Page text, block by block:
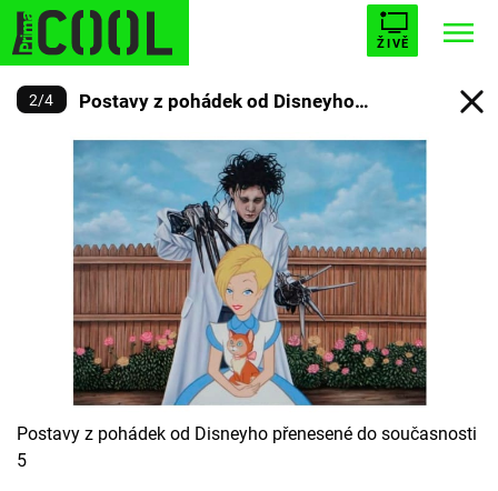
ŽIVĚ
Trendy: STARHOUSE BUFFY, PŘEMOŽITELKA UPÍRŮ
ESCAPE PLNEJ KOTEL AVENGERS 5
Témata
Filmy
Seriály
2/4
Postavy z pohádek od Disneyho
Postavy z pohádek od Disneyho přenesené do současnosti
5